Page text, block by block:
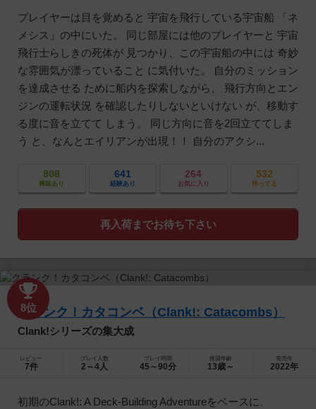
プレイヤーは目を覚めると 宇宙を飛行している宇宙船 「ネ
メシス」の中にいた。 同じ部屋には他のプレイヤーと 宇宙
飛行士らしきの死体が 見つかり、この宇宙船の中には 奇妙
な雰囲気が漂っていること に気付いた。 自分のミッション
を達成させる ために船内を探索しながら、 飛行方向とエン
ジンの運転状況 を確認したりしないといけない が、移動す
る度に音を立てて しまう。 同じ方向に音を2回立ててしま
う と、なんとエイリアンが出現！！ 自分のアクシ...
808
興味あり
641
経験あり
264
お気に入り
532
持ってる
再入荷までお待ち下さい
8位
クランク！カタコンベ（Clank!: Catacombs）
Clank!シリーズの集大成
レビュー
7件
プレイ人数
2～4人
プレイ時間
45～90分
推奨年齢
13歳～
発売年
2022年
初期のClank!: A Deck-Building Adventureをベースに、